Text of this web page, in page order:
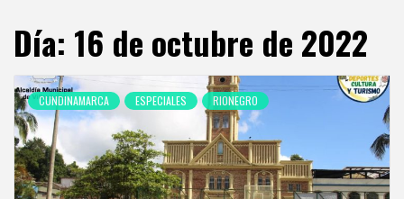
Día: 16 de octubre de 2022
CUNDINAMARCA ESPECIALES RIONEGRO